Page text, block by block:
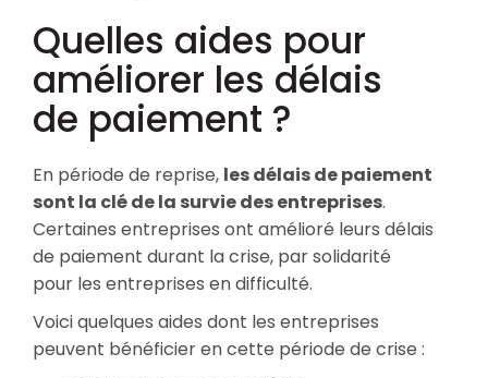
Quelles aides pour
améliorer les délais
de paiement ?
En période de reprise, les délais de paiement
sont la clé de la survie des entreprises.
Certaines entreprises ont amélioré leurs délais
de paiement durant la crise, par solidarité
pour les entreprises en difficulté.
Voici quelques aides dont les entreprises
peuvent bénéficier en cette période de crise :